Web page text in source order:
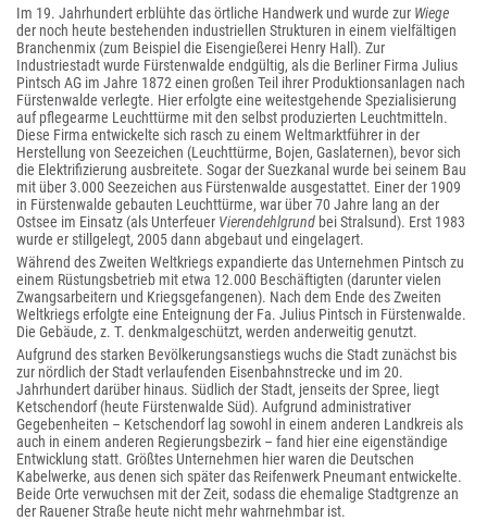
Im 19. Jahrhundert erblühte das örtliche Handwerk und wurde zur Wiege
der noch heute bestehenden industriellen Strukturen in einem vielfältigen
Branchenmix (zum Beispiel die Eisengießerei Henry Hall). Zur
Industriestadt wurde Fürstenwalde endgültig, als die Berliner Firma Julius
Pintsch AG im Jahre 1872 einen großen Teil ihrer Produktionsanlagen nach
Fürstenwalde verlegte. Hier erfolgte eine weitestgehende Spezialisierung
auf pflegearme Leuchttürme mit den selbst produzierten Leuchtmitteln.
Diese Firma entwickelte sich rasch zu einem Weltmarktführer in der
Herstellung von Seezeichen (Leuchttürme, Bojen, Gaslaternen), bevor sich
die Elektrifizierung ausbreitete. Sogar der Suezkanal wurde bei seinem Bau
mit über 3.000 Seezeichen aus Fürstenwalde ausgestattet. Einer der 1909
in Fürstenwalde gebauten Leuchttürme, war über 70 Jahre lang an der
Ostsee im Einsatz (als Unterfeuer Vierendehlgrund bei Stralsund). Erst 1983
wurde er stillgelegt, 2005 dann abgebaut und eingelagert.
Während des Zweiten Weltkriegs expandierte das Unternehmen Pintsch zu
einem Rüstungsbetrieb mit etwa 12.000 Beschäftigten (darunter vielen
Zwangsarbeitern und Kriegsgefangenen). Nach dem Ende des Zweiten
Weltkriegs erfolgte eine Enteignung der Fa. Julius Pintsch in Fürstenwalde.
Die Gebäude, z. T. denkmalgeschützt, werden anderweitig genutzt.
Aufgrund des starken Bevölkerungsanstiegs wuchs die Stadt zunächst bis
zur nördlich der Stadt verlaufenden Eisenbahnstrecke und im 20.
Jahrhundert darüber hinaus. Südlich der Stadt, jenseits der Spree, liegt
Ketschendorf (heute Fürstenwalde Süd). Aufgrund administrativer
Gegebenheiten – Ketschendorf lag sowohl in einem anderen Landkreis als
auch in einem anderen Regierungsbezirk – fand hier eine eigenständige
Entwicklung statt. Größtes Unternehmen hier waren die Deutschen
Kabelwerke, aus denen sich später das Reifenwerk Pneumant entwickelte.
Beide Orte verwuchsen mit der Zeit, sodass die ehemalige Stadtgrenze an
der Rauener Straße heute nicht mehr wahrnehmbar ist.